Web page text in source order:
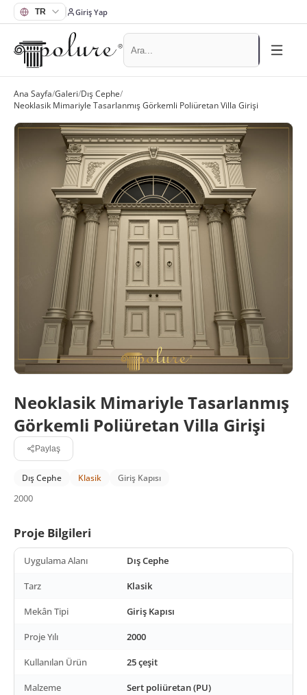
Giriş Yap
Ana Sayfa/Galeri/Dış Cephe/
Neoklasik Mimariyle Tasarlanmış Görkemli Poliüretan Villa Girişi
Neoklasik Mimariyle Tasarlanmış
Görkemli Poliüretan Villa Girişi
Paylaş
Dış Cephe Klasik Giriş Kapısı
2000
Proje Bilgileri
Uygulama Alanı Dış Cephe
Tarz Klasik
Mekân Tipi Giriş Kapısı
Proje Yılı 2000
Kullanılan Ürün 25 çeşit
Malzeme Sert poliüretan (PU)